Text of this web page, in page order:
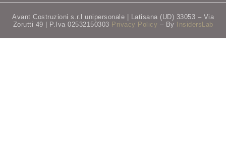
Avant Costruzioni s.r.l unipersonale | Latisana (UD) 33053 – Via
Zorutti 49 | P.Iva 02532150303 Privacy Policy – By InsidersLab